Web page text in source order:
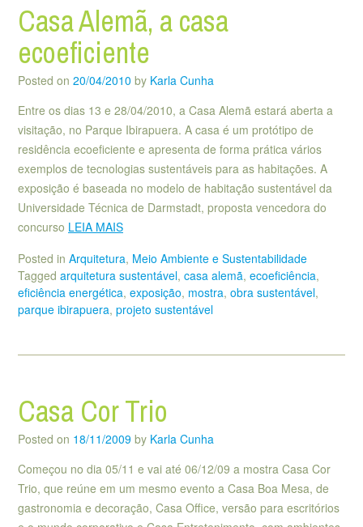
Casa Alemã, a casa
ecoeficiente
Posted on 20/04/2010 by Karla Cunha
Entre os dias 13 e 28/04/2010, a Casa Alemã estará aberta a
visitação, no Parque Ibirapuera. A casa é um protótipo de
residência ecoeficiente e apresenta de forma prática vários
exemplos de tecnologias sustentáveis para as habitações. A
exposição é baseada no modelo de habitação sustentável da
Universidade Técnica de Darmstadt, proposta vencedora do
concurso LEIA MAIS
Posted in Arquitetura, Meio Ambiente e Sustentabilidade
Tagged arquitetura sustentável, casa alemã, ecoeficiência,
eficiência energética, exposição, mostra, obra sustentável,
parque ibirapuera, projeto sustentável
Casa Cor Trio
Posted on 18/11/2009 by Karla Cunha
Começou no dia 05/11 e vai até 06/12/09 a mostra Casa Cor
Trio, que reúne em um mesmo evento a Casa Boa Mesa, de
gastronomia e decoração, Casa Office, versão para escritórios